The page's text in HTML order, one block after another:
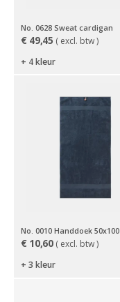
No. 0628 Sweat cardigan
€ 49,45 ( excl. btw )
+ 4 kleur
No. 0010 Handdoek 50x100
€ 10,60 ( excl. btw )
+ 3 kleur